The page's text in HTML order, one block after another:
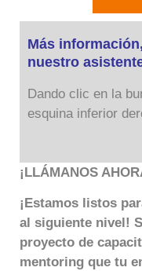
Más
nuestro
Dando clic en la
esquina inferior
¡LLÁMANOS
¡Estamos listos
al siguiente nivel!
proyecto de
mentoring que tu